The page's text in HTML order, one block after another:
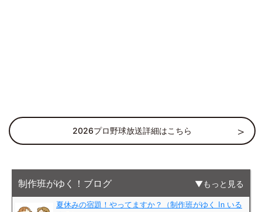
2026プロ野球放送詳細はこちら
制作班がゆく！ブログ もっと見る